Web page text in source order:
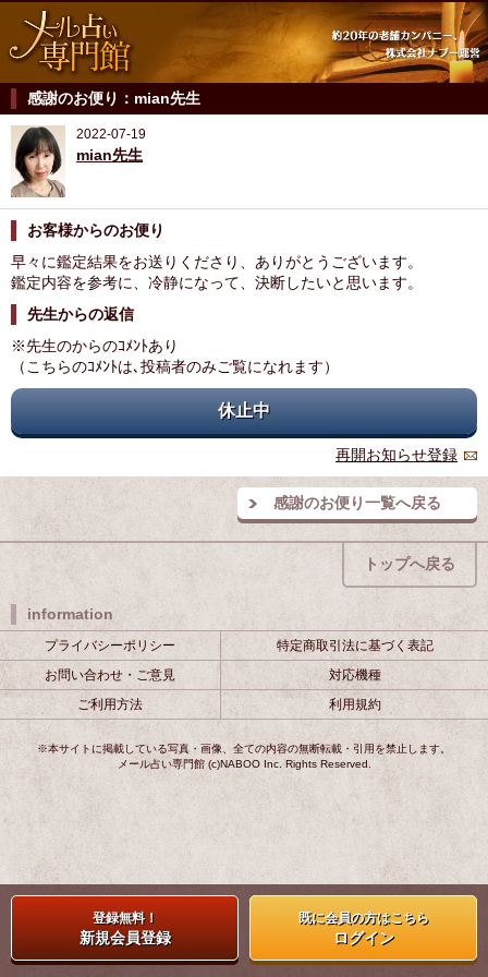
感謝のお便り：mian先生
2022-07-19
mian先生
お客様からのお便り
早々に鑑定結果をお送りくださり、ありがとうございます。
鑑定内容を参考に、冷静になって、決断したいと思います。
先生からの返信
※先生のからのｺﾒﾝﾄあり
（こちらのｺﾒﾝﾄは､投稿者のみご覧になれます）
休止中
再開お知らせ登録
感謝のお便り一覧へ戻る
トップへ戻る
information
プライバシーポリシー
特定商取引法に基づく表記
お問い合わせ・ご意見
対応機種
ご利用方法
利用規約
※本サイトに掲載している写真・画像、全ての内容の無断転載・引用を禁止します。
メール占い専門館 (c)NABOO Inc. Rights Reserved.
登録無料！
新規会員登録
既に会員の方はこちら
ログイン